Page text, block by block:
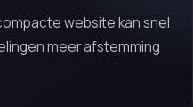
website kan snel
meer afstemming